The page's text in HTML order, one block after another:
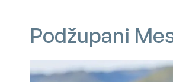
Podžupani